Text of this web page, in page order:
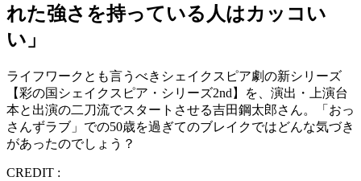
れた強さを持っている人はカッコい
い」
ライフワークとも言うべきシェイクスピア劇の新シリーズ
【彩の国シェイクスピア・シリーズ2nd】を、演出・上演台
本と出演の二刀流でスタートさせる吉田鋼太郎さん。「おっ
さんずラブ」での50歳を過ぎてのブレイクではどんな気づき
があったのでしょう？
CREDIT :